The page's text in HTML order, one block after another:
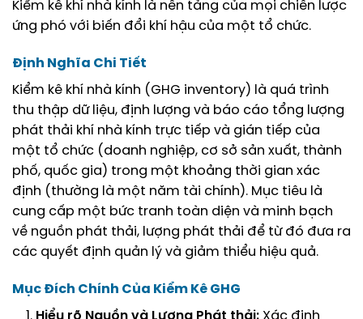
Kiểm kê khí nhà kính là nền tảng của mọi chiến lược
ứng phó với biến đổi khí hậu của một tổ chức.
Định Nghĩa Chi Tiết
Kiểm kê khí nhà kính (GHG inventory) là quá trình
thu thập dữ liệu, định lượng và báo cáo tổng lượng
phát thải khí nhà kính trực tiếp và gián tiếp của
một tổ chức (doanh nghiệp, cơ sở sản xuất, thành
phố, quốc gia) trong một khoảng thời gian xác
định (thường là một năm tài chính). Mục tiêu là
cung cấp một bức tranh toàn diện và minh bạch
về nguồn phát thải, lượng phát thải để từ đó đưa ra
các quyết định quản lý và giảm thiểu hiệu quả.
Mục Đích Chính Của Kiểm Kê GHG
Hiểu rõ Nguồn và Lượng Phát thải:Xác định